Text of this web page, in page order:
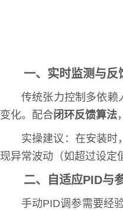
一、实时监测与反
传统张力控制多依赖
变化。配合闭环反馈算法
实操建议：在安装时
现异常波动（如超过设定
二、自适应PID与
手动PID调参需要经